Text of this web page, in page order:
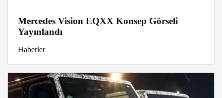
Mercedes Vision EQXX Konsep Görseli
Yayınlandı
Haberler